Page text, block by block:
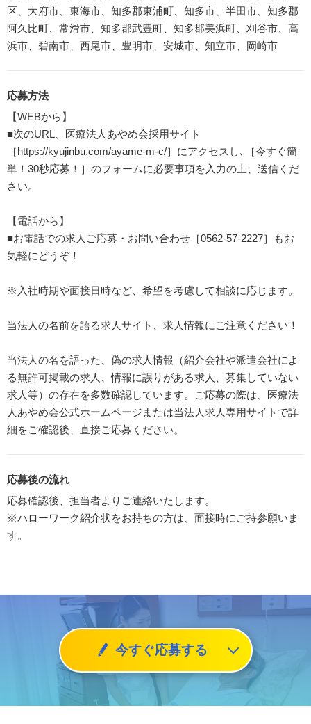
区、大府市、東海市、知多郡東浦町、知多市、半田市、知多郡
阿久比町、常滑市、知多郡武豊町、知多郡美浜町、刈谷市、高
浜市、碧南市、西尾市、豊明市、安城市、知立市、岡崎市
応募方法
【WEBから】
■次のURL、医療法人あやめ会採用サイト
［https://kyujinbu.com/ayame-m-c/］にアクセスし､［今すぐ簡
単！30秒応募！］のフォームに必要事項を入力の上、送信くだ
さい。
【電話から】
■お電話での求人ご応募・お問い合わせ［0562-57-2227］もお
気軽にどうぞ！
※入社時期や面接日時など、希望を考慮して相談に応じます。
当法人の名前を語る求人サイト、求人情報にご注意ください！
当法人の名を語った、偽の求人情報（紹介会社や派遣会社によ
る無許可掲載の求人、情報に誤りがある求人、募集していない
求人等）の存在を多数確認しています。ご応募の際は、医療法
人あやめ会公式ホームページまたは当法人求人専用サイトで詳
細をご確認後、直接ご応募ください。
応募後の流れ
応募確認後、担当者よりご連絡いたします。
※ハローワーク紹介状をお持ちの方は、面接時にご持参願いま
す。
今すぐ応募する